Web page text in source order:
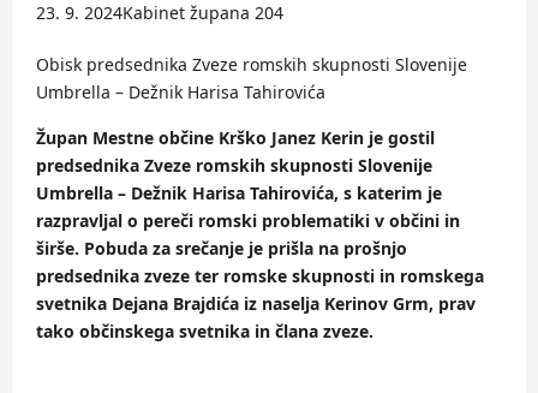
9. 2024Kabinet župana 204
Obisk predsednika Zveze romskih skupnosti Slovenije
Umbrella – Dežnik Harisa Tahirovića
Župan Mestne občine Krško Janez Kerin je gostil
predsednika Zveze romskih skupnosti Slovenije
Umbrella – Dežnik Harisa Tahirovića, s katerim je
razpravljal o pereči romski problematiki v občini in
širše. Pobuda za srečanje je prišla na prošnjo
predsednika zveze ter romske skupnosti in romskega
svetnika Dejana Brajdića iz naselja Kerinov Grm, prav
tako občinskega svetnika in člana zveze.